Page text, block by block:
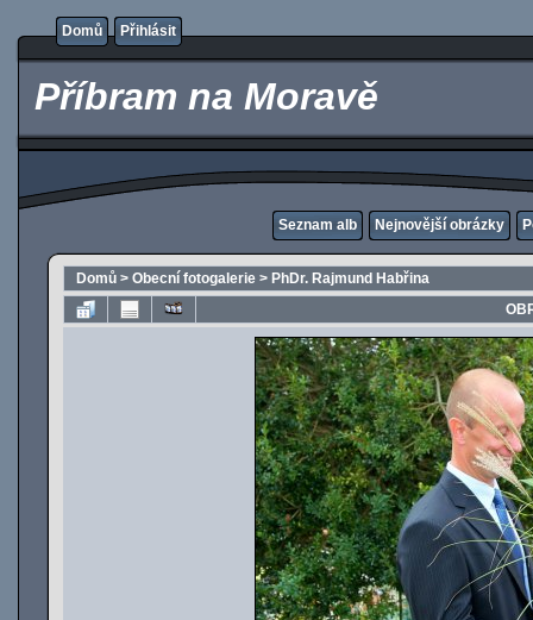
Domů Přihlásit
Příbram na Moravě
Seznam alb Nejnovější obrázky
Domů > Obecní fotogalerie > PhDr. Rajmund Habřina